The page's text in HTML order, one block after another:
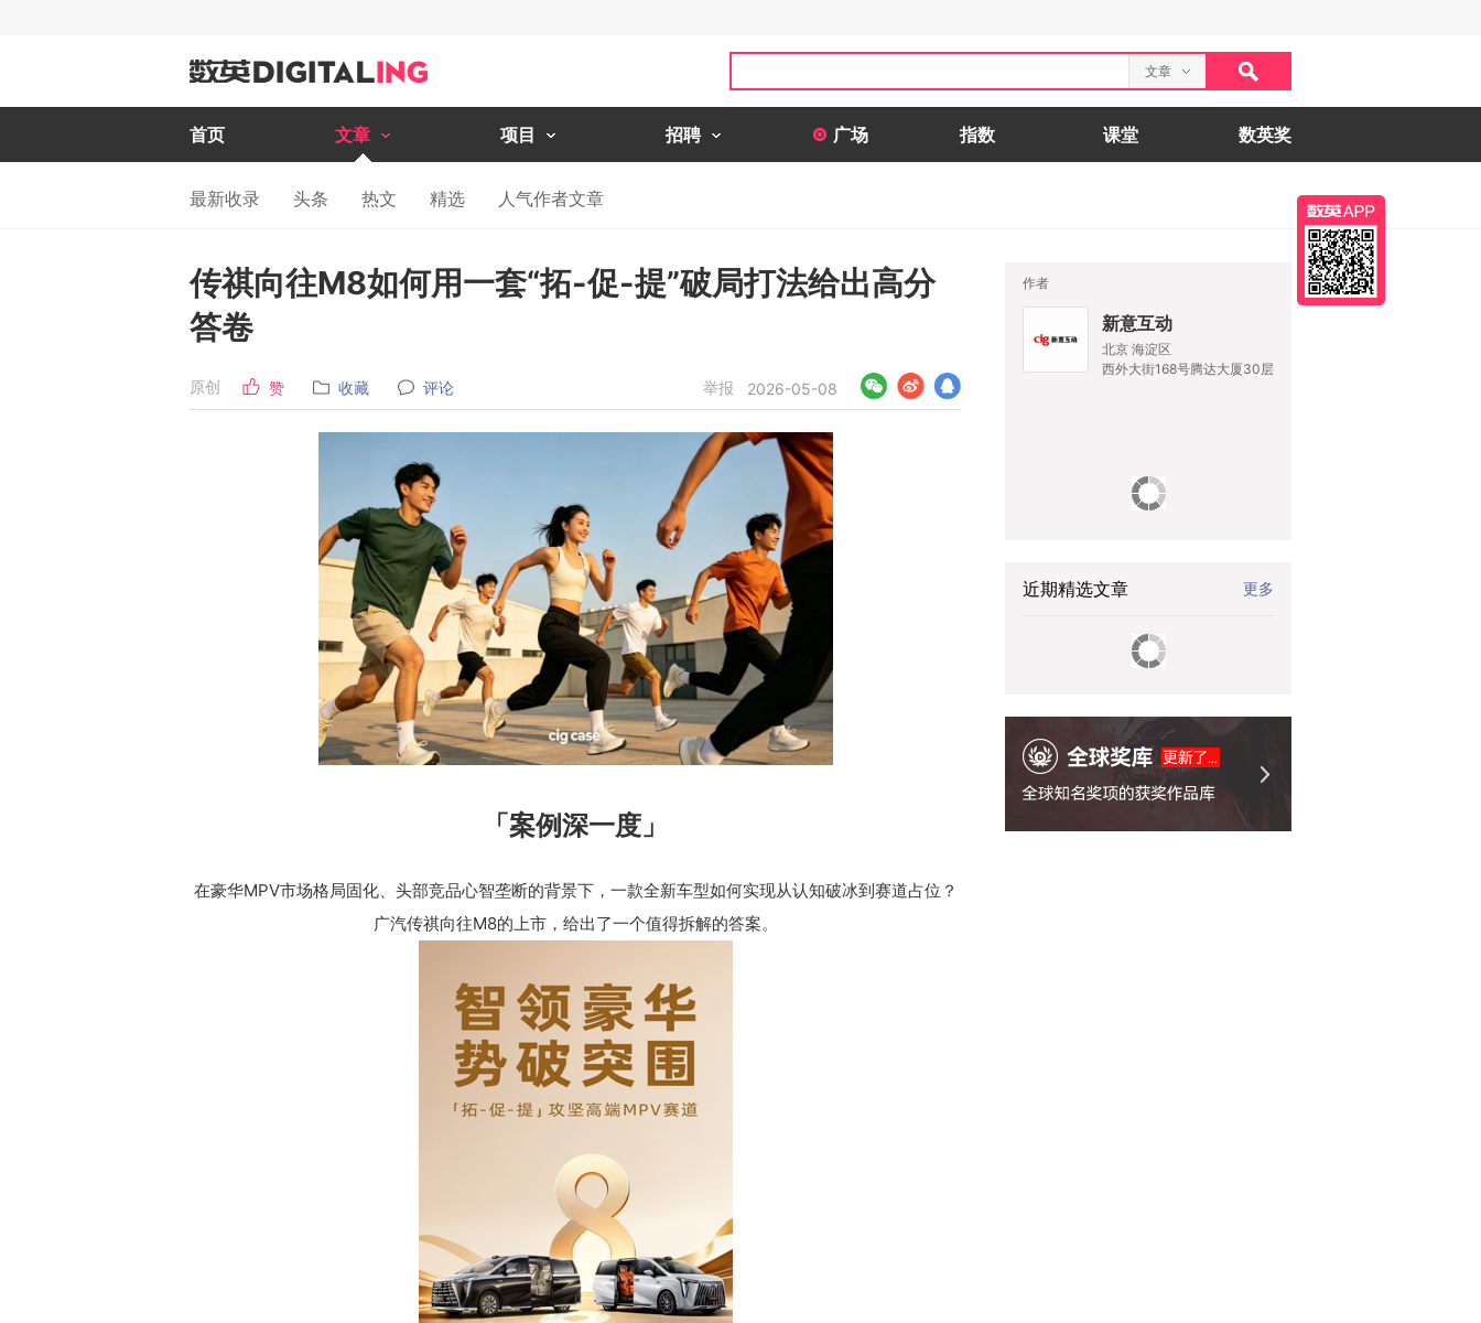
文章
首页 文章 项目 招聘 广场 指数 课堂 数英奖
最新收录 头条 热文 精选 人气作者文章
传祺向往M8如何用一套“拓-促-提”破局打法给出高分
答卷
原创 赞 收藏 评论 举报 2026-05-08
「案例深一度 」
在豪华MPV市场格局固化、头部竞品心智垄断的背景下，一款全新车型如何实现从认知破冰到赛道占位？
广汽传祺向往M8的上市，给出了一个值得拆解的答案。
作者
新意互动
北京 海淀区
西外大街168号腾达大厦30层
近期精选文章 更多